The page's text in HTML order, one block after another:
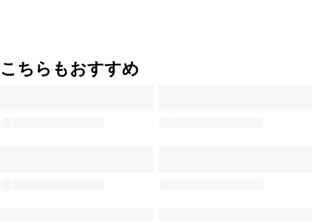
こちらもおすすめ